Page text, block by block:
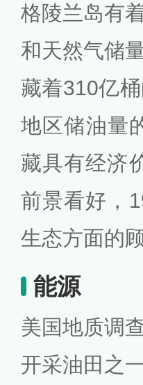
格陵兰岛有
和天然气储
藏着310亿
地区储油量
藏具有经济
前景看好，
生态方面的
能源
美国地质调
开采油田之